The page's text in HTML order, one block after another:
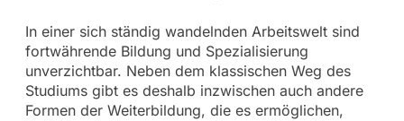
In einer sich ständig wandelnden Arbeitswelt sind
fortwährende Bildung und Spezialisierung
unverzichtbar. Neben dem klassischen Weg des
Studiums gibt es deshalb inzwischen auch andere
Formen der Weiterbildung, die es ermöglichen,